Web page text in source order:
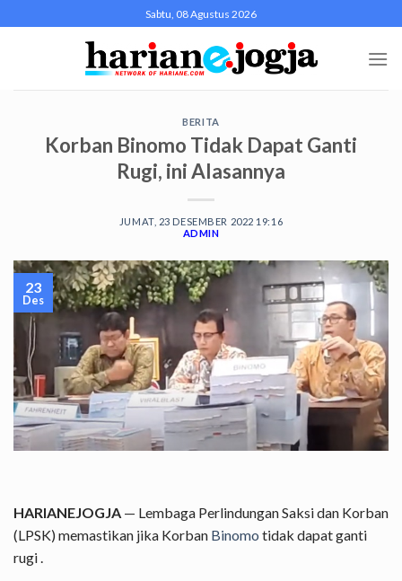
to
Sabtu, 08 Agustus 2026
BERITA
Korban Binomo Tidak Dapat Ganti
Rugi, ini Alasannya
JUMAT, 23 DESEMBER 2022 19:16
ADMIN
23
Des
HARIANEJOGJA — Lembaga Perlindungan Saksi dan Korban
(LPSK) memastikan jika Korban Binomo tidak dapat ganti
rugi .